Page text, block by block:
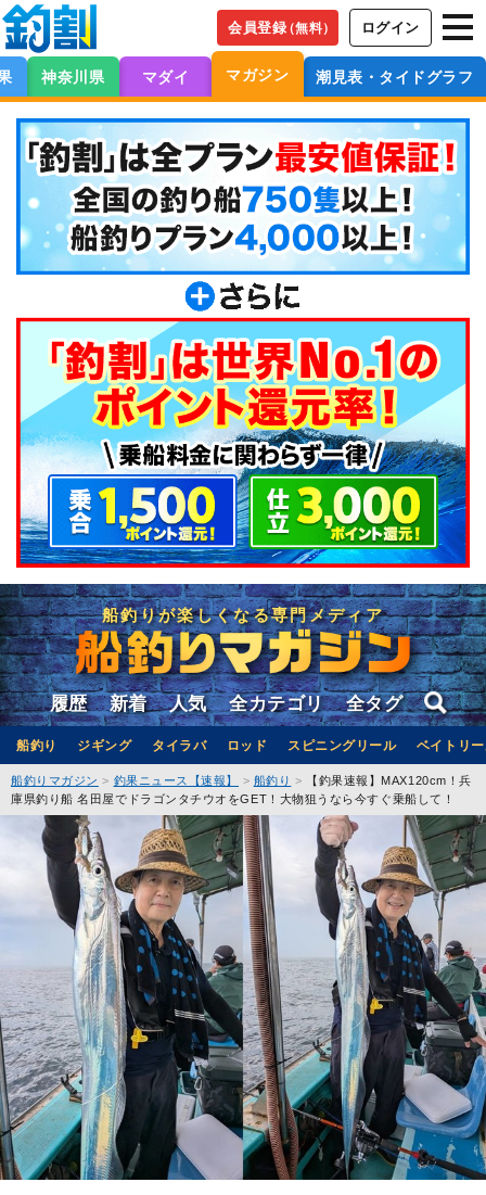
会員登録（無料） ログイン
神奈川県 マダイ マガジン 潮見表・タイドグラフ
船釣りが楽しくなる専門メディア
履歴 新着 人気 全カテゴリ 全タグ
船釣り ジギング タイラバ ロッド スピニングリール ベイトリ
船釣りマガジン 釣果ニュース【速報】 船釣り
【釣果速報】MAX120cm！兵
庫県釣り船 名田屋でドラゴンタチウオをGET！大物狙うなら今すぐ乗船して！